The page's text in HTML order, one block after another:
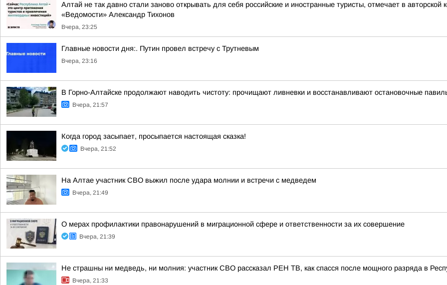
Алтай не так давно стали заново открывать для себя российские и иностранные туристы, отмечает в
«Ведомости» Александр Тихонов
Вчера, 23:25
Главные новости дня:. Путин провел встречу с Трутневым
Вчера, 23:16
В Горно-Алтайске продолжают наводить чистоту: прочищают ливневки и восстанавливают остановочные
Вчера, 21:57
Когда город засыпает, просыпается настоящая сказка!
Вчера, 21:52
На Алтае участник СВО выжил после удара молнии и встречи с медведем
Вчера, 21:49
О мерах профилактики правонарушений в миграционной сфере и ответственности за их совершение
Вчера, 21:39
Не страшны ни медведь, ни молния: участник СВО рассказал РЕН ТВ, как спасся после мощного разряда в
Вчера, 21:33